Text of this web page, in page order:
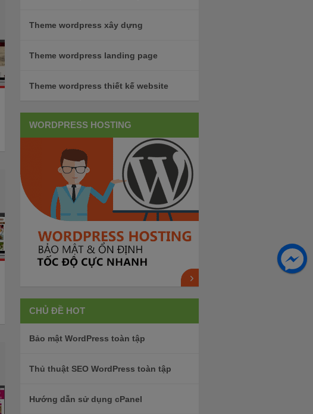
Theme wordpress xây dựng
Theme wordpress landing page
Theme wordpress thiết kế website
WORDPRESS HOSTING
CHỦ ĐỀ HOT
Bảo mật WordPress toàn tập
Thủ thuật SEO WordPress toàn tập
Hướng dẫn sử dụng cPanel